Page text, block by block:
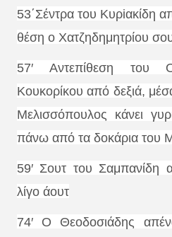
53΄Σέντρα του Κυρiακίδη
θέση ο Χατζηδημητρίου
57′ Αντεπίθεση του
Κουκορίκου από δεξιά,
Μελισσόπουλος κάνει
πάνω από τα δοκάρια του
59′ Σουτ του Σαμπανίδη
λίγο άουτ
74′ Ο Θεοδοσιάδης